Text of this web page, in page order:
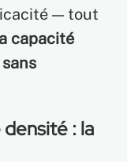
— tout
capacité
sans
: la